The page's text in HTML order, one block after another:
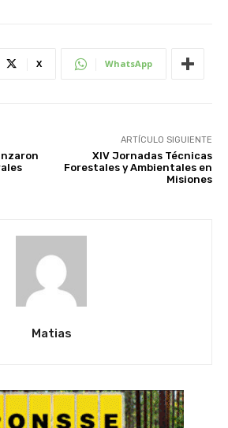
X WhatsApp
ARTÍCULO SIGUIENTE
XIV Jornadas Técnicas
Forestales y Ambientales en
Misiones
Matias